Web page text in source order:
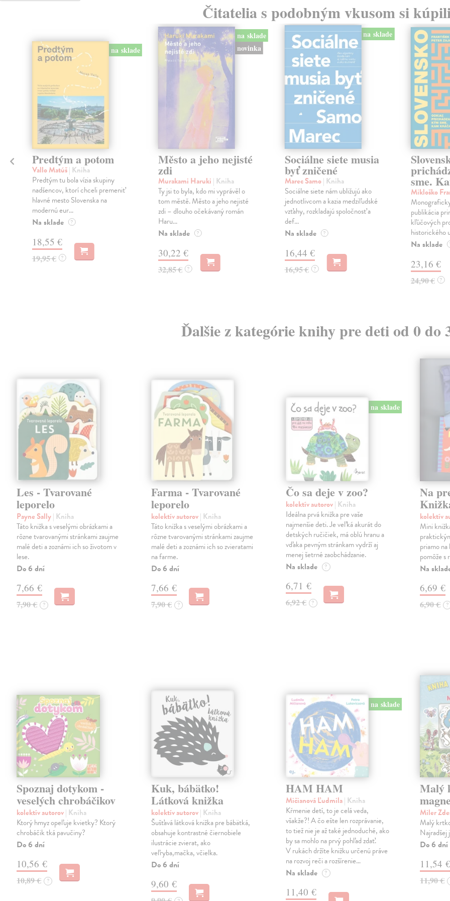
Čitatelia s podobným vkusom si
na sklade
Predtým a potom
Vallo Matúš| Kniha
Predtým tu bola vízia skupiny
nadšencov, ktorí chceli premeniť
hlavné mesto Slovenska na
modernú eur...
Na sklade ?
18,55 €
19,95 € ?
na sklade
novinka
Město a jeho nejisté
zdi
Murakami Haruki | Kniha
Ty jsi to byla, kdo mi vyprávěl o
tom městě. Město a jeho nejisté
zdi – dlouho očekávaný román
Haru...
Na sklade ?
30,22 €
32,85 € ?
na sklade
Sociálne siete musia
byť zničené
Marec Samo| Kniha
Sociálne siete nám ubližujú ako
jednotlivcom a kazia medziľudské
vzťahy, rozkladajú spoločnosť a
def...
Na sklade ?
16,44 €
16,95 € ?
sme.
Mikloško
publikácia
kľúčových
historického
Na sklade
23,16 €
24,90 € ?
Ďalšie z kategórie knihy pre deti od 0 do
Les - Tvarované
leporelo
Payne Sally| Kniha
Táto knižka s veselými obrázkami a
rôzne tvarovanými stránkami zaujme
malé deti a zoznámi ich so životom v
lese.
Do 6 dní
7,66 €
7,90 € ?
Farma - Tvarované
leporelo
kolektív autorov| Kniha
Táto knižka s veselými obrázkami a
rôzne tvarovanými stránkami zaujme
malé deti a zoznámi ich so zvieratami
na farme.
Do 6 dní
7,66 €
7,90 € ?
na sklade
Čo sa deje v zoo?
kolektív autorov| Kniha
Ideálna prvá knižka pre vaše
najmenšie deti. Je veľká akurát do
detských ručičiek, má oblú hranu a
vďaka pevným stránkam vydrží aj
menej šetrné zaobchádzanie.
Na sklade ?
6,71 €
6,92 € ?
Na
kolektív
Mini
priamo na
pomôže s
Na
6,69 €
6,90 € ?
Spoznaj dotykom -
veselých chrobáčikov
kolektív autorov| Kniha
Ktorý hmyz opeľuje kvietky? Ktorý
chrobáčik tká pavučiny?
Do 6 dní
10,56 €
10,89 € ?
Kuk, bábätko!
Látková knižka
kolektív autorov| Kniha
Šušťavá látková knižka pre bábätká,
obsahuje kontrastné čiernobiele
ilustrácie zvierat, ako
veľryba,mačka, včielka.
Do 6 dní
9,60 €
na sklade
HAM HAM
Mičianová Ľudmila| Kniha
Kŕmenie detí, to je celá veda,
všakže?! A čo ešte len rozprávanie,
to tiež nie je až také jednoduché, ako
by sa mohlo na prvý pohľad zdať.
V rukách držíte knižku určenú práve
na rozvoj reči a rozšírenie…
Na sklade ?
11,40 €
Malý
Miler
Malý
Najradšej
Do 6 dní
11,54 €
11,90 €